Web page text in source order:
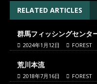
RELATED ARTICLES
群馬フィッシングセンタ
2024年1月12日 FOREST
荒川本流
2018年7月16日 FOREST